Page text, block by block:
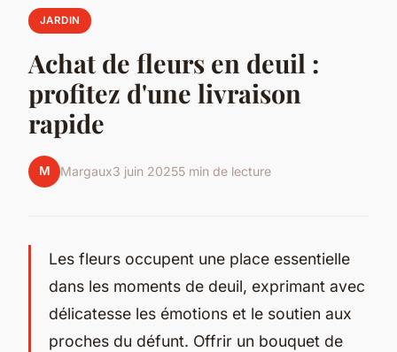
JARDIN
Achat de fleurs en deuil :
profitez d'une livraison
rapide
M Margaux3 juin 20255 min de lecture
Les fleurs occupent une place essentielle
dans les moments de deuil, exprimant avec
délicatesse les émotions et le soutien aux
proches du défunt. Offrir un bouquet de